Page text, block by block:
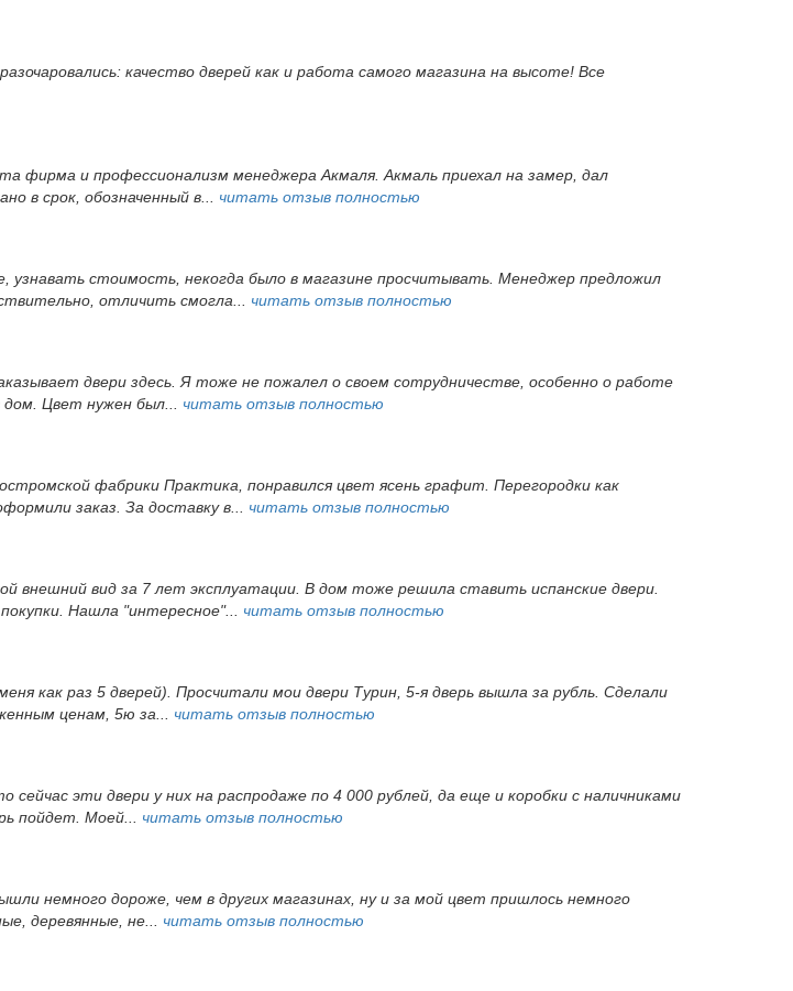
качество дверей как и работа самого магазина на высоте! Все
фирма и профессионализм менеджера Акмаля. Акмаль приехал на замер, дал
в срок, обозначенный в... читать отзыв полностью
узнавать стоимость, некогда было в магазине просчитывать. Менеджер предложил
отличить смогла... читать отзыв полностью
двери здесь. Я тоже не пожалел о своем сотрудничестве, особенно о работе
Цвет нужен был... читать отзыв полностью
фабрики Практика, понравился цвет ясень графит. Перегородки как
заказ. За доставку в... читать отзыв полностью
внешний вид за 7 лет эксплуатации. В дом тоже решила ставить испанские двери.
Нашла "интересное"... читать отзыв полностью
как раз 5 дверей). Просчитали мои двери Турин, 5-я дверь вышла за рубль. Сделали
ценам, 5ю за... читать отзыв полностью
эти двери у них на распродаже по 4 000 рублей, да еще и коробки с наличниками
пойдет. Моей... читать отзыв полностью
немного дороже, чем в других магазинах, ну и за мой цвет пришлось немного
деревянные, не... читать отзыв полностью